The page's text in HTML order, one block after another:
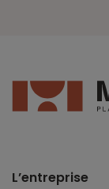
L’entreprise